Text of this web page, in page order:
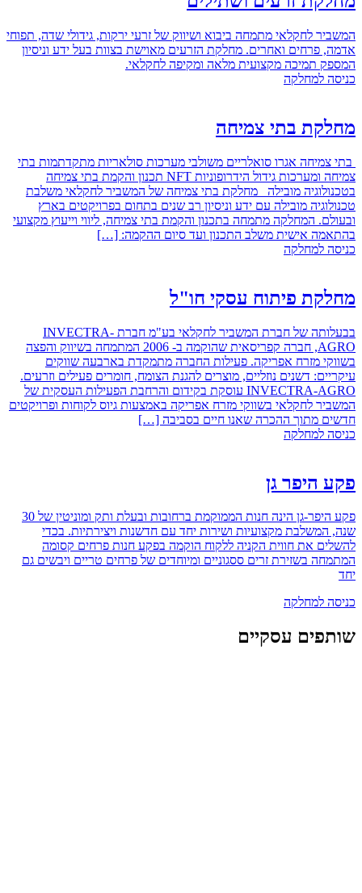
המשביר לחקלאי מתמחה ביבוא ושיווק של זרעי ירקות, גידולי שדה, תפוחי
אדמה, פרחים ואחרים. מחלקת הזרעים מאוישת בצוות בעל ידע וניסיון
המספק תמיכה מקצועית מלאה ומקיפה לחקלאי.
כניסה למחלקה
מחלקת בתי צמיחה
בתי צמיחה אגרו סואלריים משולבי מערכות סולאריות מתקדתמות בתי
צמיחה ומערכות גידול הידרופוניות NFT תכנון והקמת בתי צמיחה
בטכנולוגיה מובילה מחלקת בתי צמיחה של המשביר לחקלאי משלבת
טכנולוגיה מובילה עם ידע וניסיון רב שנים בתחום בפרויקטים בארץ
ובעולם. המחלקה מתמחה בתכנון והקמת בתי צמיחה, ליווי וייעוץ מקצועי
בהתאמה אישית משלב התכנון ועד סיום ההקמה: […]
כניסה למחלקה
מחלקת פיתוח עסקי חו"ל
בבעלותה של חברת המשביר לחקלאי בע"מ חברת INVECTRA-
AGRO, חברה קפריסאית שהוקמה ב- 2006 המתמחה בשיווק והפצה
בשווקי מזרח אפריקה. פעילות החברה מתמקדת בארבעה שווקים
עיקריים: דשנים נוזליים, מוצרים להגנת הצומח, חומרים פעילים וזרעים.
INVECTRA-AGRO עוסקת בקידום והרחבת הפעילות העסקית של
המשביר לחקלאי בשווקי מזרח אפריקה באמצעות גיוס לקוחות ופרויקטים
חדשים מתוך ההכרה שאנו חיים בסביבה […]
כניסה למחלקה
פקע היפר גן
פקע היפר-גן הינה חנות הממוקמת ברחובות ובעלת ותק ומוניטין של 30
שנה, המשלבת מקצועיות ושירות יחד עם חדשנות ויצירתיות. בכדי
להשלים את חווית הקניה ללקוח הוקמה בפקע חנות פרחים קסומה
המתמחה בשזירת זרים ססגוניים ומיוחדים של פרחים טריים ויבשים גם
יחד
כניסה למחלקה
שותפים עסקיים